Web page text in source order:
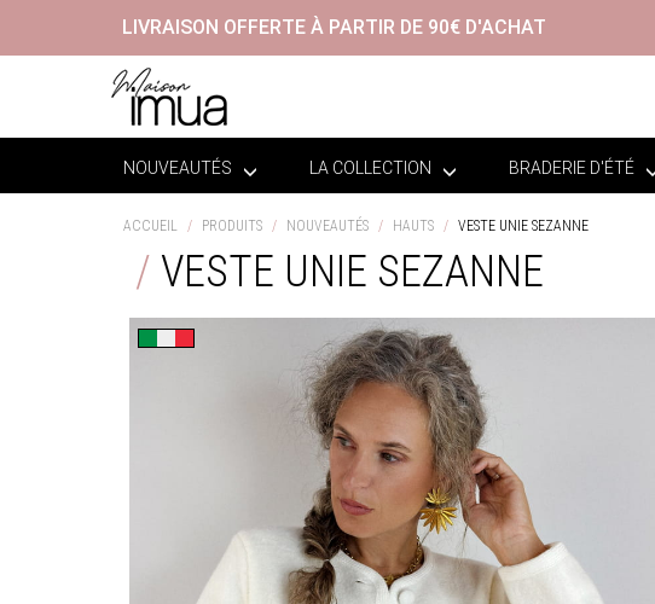
LIVRAISON OFFERTE À PARTIR DE 90€ D'ACHAT
NOUVEAUTÉS LA COLLECTION BRADERIE D'ÉTÉ
ACCUEIL PRODUITS NOUVEAUTÉS HAUTS VESTE UNIE SEZANNE
VESTE UNIE SEZANNE